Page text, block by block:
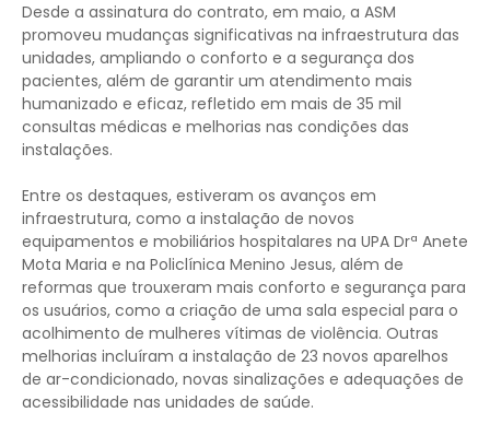
Desde a assinatura do contrato, em maio, a ASM
promoveu mudanças significativas na infraestrutura das
unidades, ampliando o conforto e a segurança dos
pacientes, além de garantir um atendimento mais
humanizado e eficaz, refletido em mais de 35 mil
consultas médicas e melhorias nas condições das
instalações.
Entre os destaques, estiveram os avanços em
infraestrutura, como a instalação de novos
equipamentos e mobiliários hospitalares na UPA Drª Anete
Mota Maria e na Policlínica Menino Jesus, além de
reformas que trouxeram mais conforto e segurança para
os usuários, como a criação de uma sala especial para o
acolhimento de mulheres vítimas de violência. Outras
melhorias incluíram a instalação de 23 novos aparelhos
de ar-condicionado, novas sinalizações e adequações de
acessibilidade nas unidades de saúde.